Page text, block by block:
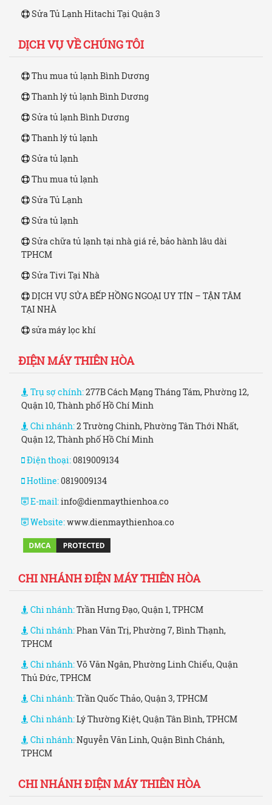
Sửa Tủ Lạnh Hitachi Tại Quận 3
DỊCH VỤ VỀ CHÚNG TÔI
Thu mua tủ lạnh Bình Dương
Thanh lý tủ lạnh Bình Dương
Sửa tủ lạnh Bình Dương
Thanh lý tủ lạnh
Sửa tủ lạnh
Thu mua tủ lạnh
Sửa Tủ Lạnh
Sửa tủ lạnh
Sửa chữa tủ lạnh tại nhà giá rẻ, bảo hành lâu dài
TPHCM
Sửa Tivi Tại Nhà
DỊCH VỤ SỬA BẾP HỒNG NGOẠI UY TÍN – TẬN TÂM
TẠI NHÀ
sửa máy lọc khí
ĐIỆN MÁY THIÊN HÒA
Trụ sợ chính:277B Cách Mạng Tháng Tám, Phường 12,
Quận 10, Thành phố Hồ Chí Minh
Chi nhánh:2 Trường Chinh, Phường Tân Thới Nhất,
Quận 12, Thành phố Hồ Chí Minh
Điện thoại:0819009134
Hotline:0819009134
E-mail:info@dienmaythienhoa.co
Website:www.dienmaythienhoa.co
CHI NHÁNH ĐIỆN MÁY THIÊN HÒA
Chi nhánh:Trần Hưng Đạo, Quận 1, TPHCM
Chi nhánh:Phan Văn Trị, Phường 7, Bình Thạnh,
TPHCM
Chi nhánh:Võ Văn Ngân, Phường Linh Chiểu, Quận
Thủ Đức, TPHCM
Chi nhánh:Trần Quốc Thảo, Quận 3, TPHCM
Chi nhánh:Lý Thường Kiệt, Quận Tân Bình, TPHCM
Chi nhánh:Nguyễn Văn Linh, Quận Bình Chánh,
TPHCM
CHI NHÁNH ĐIỆN MÁY THIÊN HÒA